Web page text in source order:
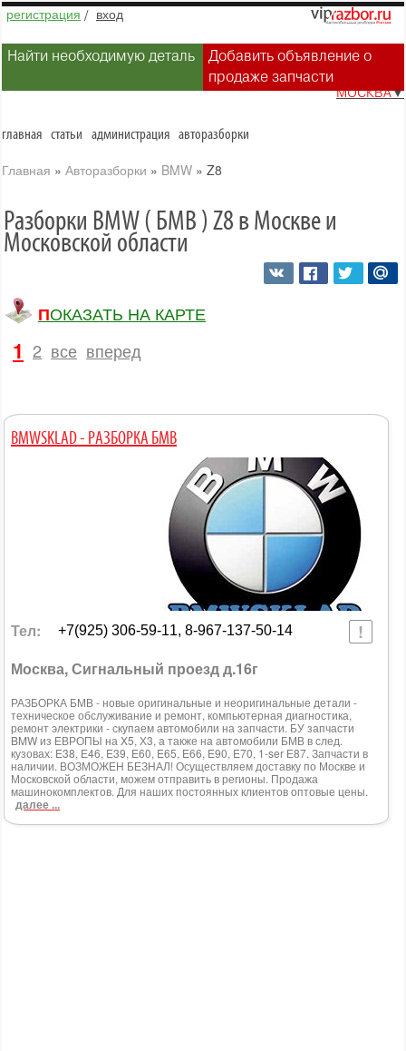
регистрация / вход
Найти необходимую деталь
Добавить объявление о
продаже запчасти
МОСКВА▼
главная статьи администрация авторазборки
Главная » Авторазборки » BMW » Z8
Разборки BMW ( БМВ ) Z8 в Москве и
Московской области
ПОКАЗАТЬ НА КАРТЕ
1 2 все вперед
BMWSKLAD - РАЗБОРКА БМВ
Тел: +7(925) 306-59-11, 8-967-137-50-14
Москва, Сигнальный проезд д.16г
РАЗБОРКА БМВ - новые оригинальные и неоригинальные детали -
техническое обслуживание и ремонт, компьютерная диагностика,
ремонт электрики - скупаем автомобили на запчасти. БУ запчасти
BMW из ЕВРОПЫ на X5, Х3, а также на автомобили БМВ в след.
кузовах: E38, Е46, E39, E60, E65, E66, E90, E70, 1-ser Е87. Запчасти в
наличии. ВОЗМОЖЕН БЕЗНАЛ! Осуществляем доставку по Москве и
Московской области, можем отправить в регионы. Продажа
машинокомплектов. Для наших постоянных клиентов оптовые цены.
далее ...